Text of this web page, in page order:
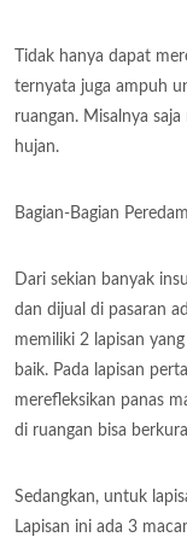
Tidak hanya dapat
ternyata juga ampuh
ruangan. Misalnya
hujan.
Bagian-Bagian
Dari sekian banyak
dan dijual di pasaran
memiliki 2 lapisan
baik. Pada lapisan
merefleksikan panas
di ruangan bisa
Sedangkan, untuk
Lapisan ini ada 3